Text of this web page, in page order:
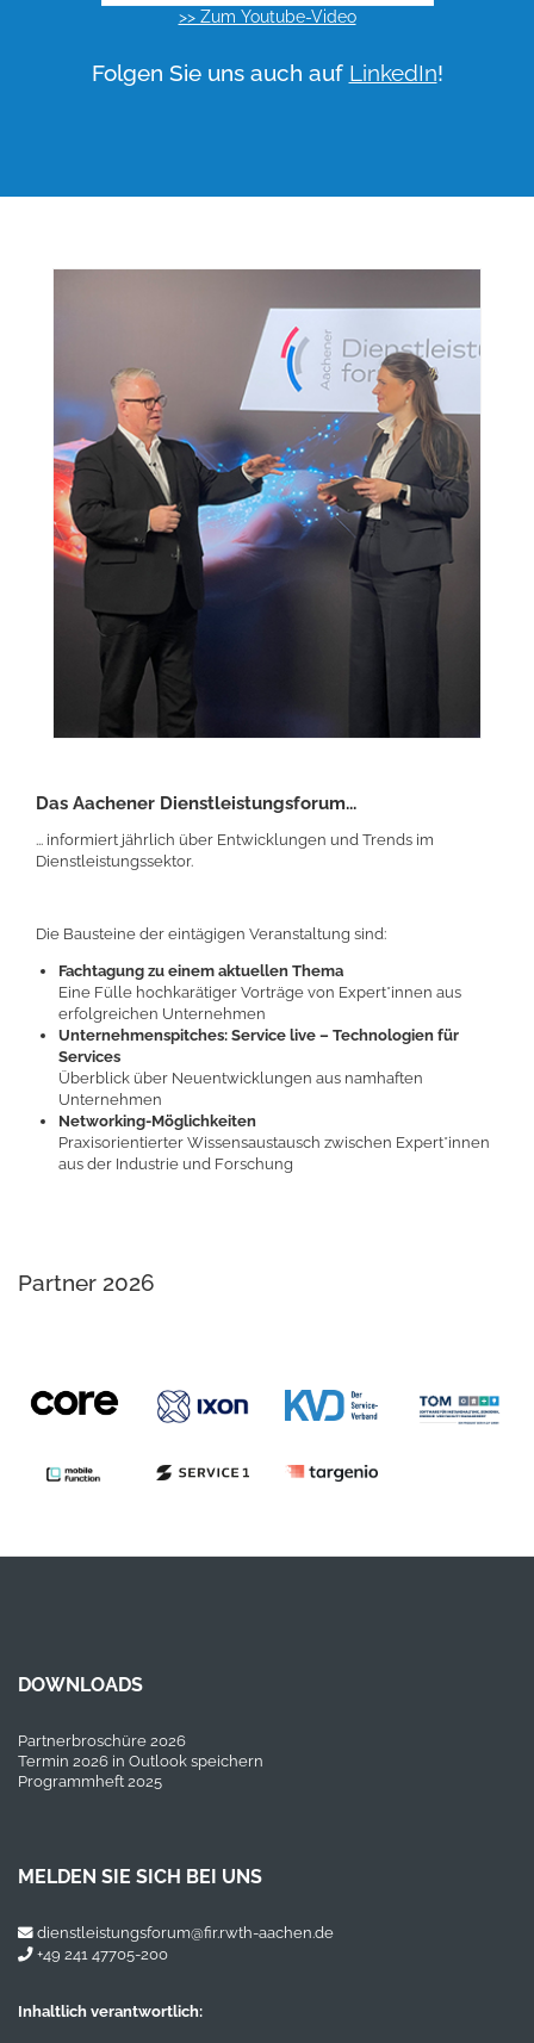
>> Zum Youtube-Video
Folgen Sie uns auch auf LinkedIn!
Das Aachener Dienstleistungsforum...
... informiert jährlich über Entwicklungen und Trends im
Dienstleistungssektor.
Die Bausteine der eintägigen Veranstaltung sind:
Fachtagung zu einem aktuellen Thema
Eine Fülle hochkarätiger Vorträge von Expert*innen aus
erfolgreichen Unternehmen
Unternehmenspitches: Service live – Technologien für
Services
Überblick über Neuentwicklungen aus namhaften
Unternehmen
Networking-Möglichkeiten
Praxisorientierter Wissensaustausch zwischen Expert*innen
aus der Industrie und Forschung
Partner 2026
DOWNLOADS
Partnerbroschüre 2026
Termin 2026 in Outlook speichern
Programmheft 2025
MELDEN SIE SICH BEI UNS
dienstleistungsforum@fir.rwth-aachen.de
+49 241 47705-200
Inhaltlich verantwortlich: